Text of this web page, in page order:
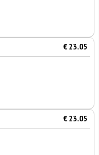
€ 23.05
€ 23.05